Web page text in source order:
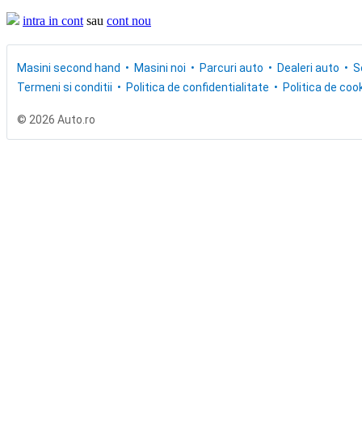
intra in cont sau cont nou
Masini second hand Masini noi Parcuri auto Dealeri auto
Termeni si conditii
Politica de confidentialitate Politica de
© 2026 Auto.ro